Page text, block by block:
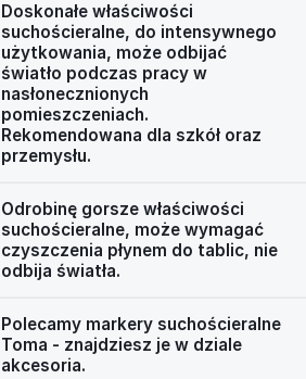
Doskonałe właściwości
suchościeralne, do intensywnego
użytkowania, może odbijać
światło podczas pracy w
nasłonecznionych
pomieszczeniach.
Rekomendowana dla szkół oraz
przemysłu.
Odrobinę gorsze właściwości
suchościeralne, może wymagać
czyszczenia płynem do tablic, nie
odbija światła.
Polecamy markery suchościeralne
Toma - znajdziesz je w dziale
akcesoria.